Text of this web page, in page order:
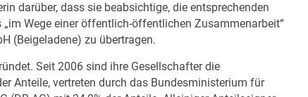
darüber, dass sie beabsichtige, die entsprechenden
Wege einer öffentlich-öffentlichen Zusammenarbeit“
(Beigeladene) zu übertragen.
Seit 2006 sind ihre Gesellschafter die
Anteile, vertreten durch das Bundesministerium für